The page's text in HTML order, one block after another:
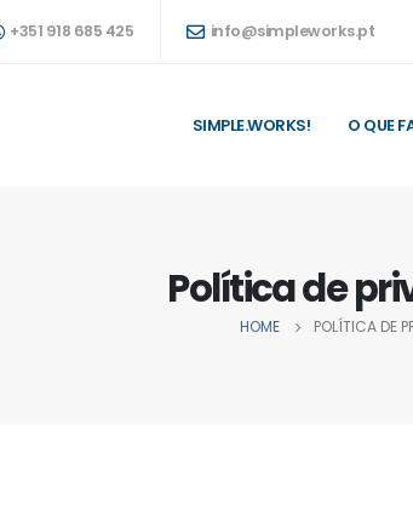
+351 918 685 425 info@simpleworks.pt
SIMPLE.WORKS! O QUE
Política de
HOME POLÍTICA DE